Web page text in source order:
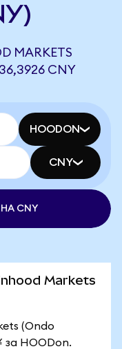
MARKETS
CNY
HOODON
CNY
CNY
Markets
(Ondo
за HOODon.